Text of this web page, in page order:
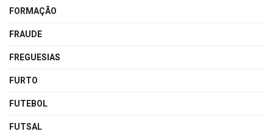
FORMAÇÃO
FRAUDE
FREGUESIAS
FURTO
FUTEBOL
FUTSAL